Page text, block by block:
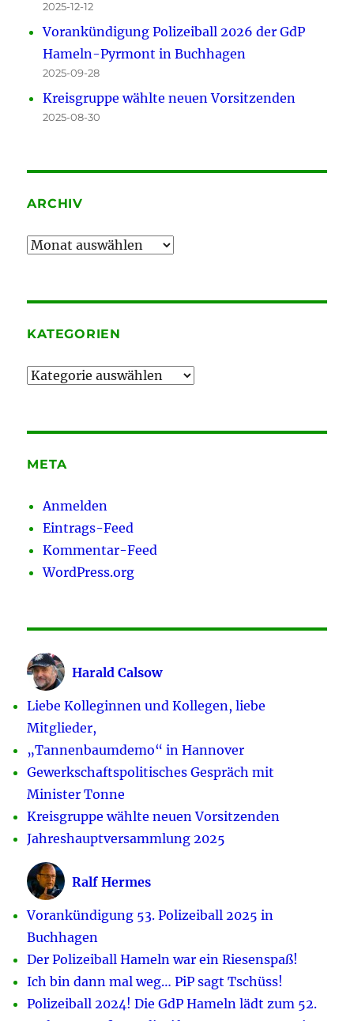
2025-12-12
Vorankündigung Polizeiball 2026 der GdP
Hameln-Pyrmont in Buchhagen
2025-09-28
Kreisgruppe wählte neuen Vorsitzenden
2025-08-30
ARCHIV
Archiv
KATEGORIEN
Kategorien
META
Anmelden
Eintrags-Feed
Kommentar-Feed
WordPress.org
Harald Calsow
Liebe Kolleginnen und Kollegen, liebe
Mitglieder,
„Tannenbaumdemo“ in Hannover
Gewerkschaftspolitisches Gespräch mit
Minister Tonne
Kreisgruppe wählte neuen Vorsitzenden
Jahreshauptversammlung 2025
Ralf Hermes
Vorankündigung 53. Polizeiball 2025 in
Buchhagen
Der Polizeiball Hameln war ein Riesenspaß!
Ich bin dann mal weg… PiP sagt Tschüss!
Polizeiball 2024! Die GdP Hameln lädt zum 52.